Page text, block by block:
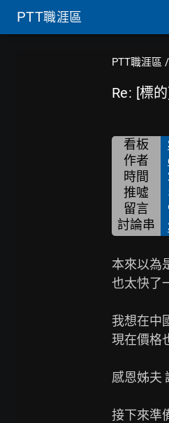
PTT職涯區
PTT職涯區 /
Re: [標
看板
作者
時間
推噓
留言
討論串
本來以為
也太快了
我想在中
現在價格
感恩姊夫
接下來準